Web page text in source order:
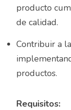
asesor de
Asesor
Asesor de
Asesor
producto
de calidad.
Contribuir a
productos.
Requisitos: